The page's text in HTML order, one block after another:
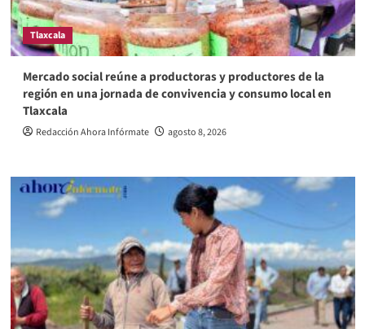
Tlaxcala
Mercado social reúne a productoras y productores de la
región en una jornada de convivencia y consumo local en
Tlaxcala
Redacción Ahora Infórmate agosto 8, 2026